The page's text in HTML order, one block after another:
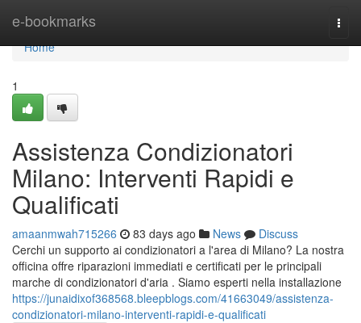
e-bookmarks
Home
Home
1
Assistenza Condizionatori
Milano: Interventi Rapidi e
Qualificati
amaanmwah715266 83 days ago News
Discuss
Cerchi un supporto ai condizionatori a l'area di Milano? La nostra
officina offre riparazioni immediati e certificati per le principali
marche di condizionatori d'aria . Siamo esperti nella installazione
https://junaidixof368568.bleepblogs.com/41663049/assistenza-
condizionatori-milano-interventi-rapidi-e-qualificati